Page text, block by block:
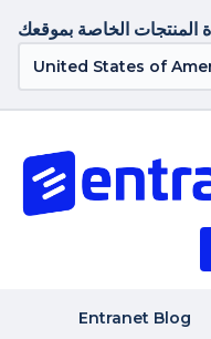
Entranet Blog